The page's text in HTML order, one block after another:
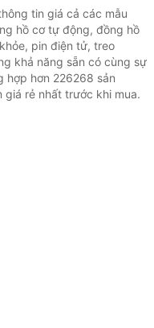
tin giá cả các mẫu
hồ cơ tự động, đồng hồ
pin điện tử, treo
khả năng sẵn có cùng sự
hợp hơn 226268 sản
giá rẻ nhất trước khi mua.